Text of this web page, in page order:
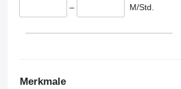
– M/Std.
Merkmale